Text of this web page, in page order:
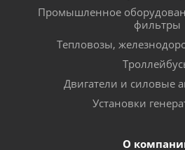
Промышленное
фильтры
Тепловозы,
Двигатели и силовые
Установки
О